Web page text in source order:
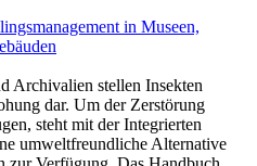
in Museen,
Archivalien stellen Insekten
dar. Um der Zerstörung
steht mit der Integrierten
umweltfreundliche Alternative